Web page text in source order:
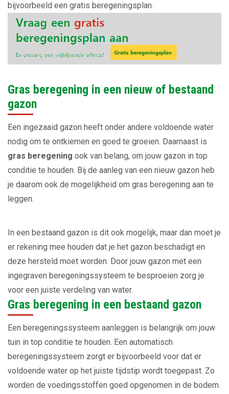
bijvoorbeeld een gratis beregeningsplan.
Gras beregening in een nieuw of bestaand
gazon
Een ingezaaid gazon heeft onder andere voldoende water
nodig om te ontkiemen en goed te groeien. Daarnaast is
gras beregening ook van belang, om jouw gazon in top
conditie te houden. Bij de aanleg van een nieuw gazon heb
je daarom ook de mogelijkheid om gras beregening aan te
leggen.
In een bestaand gazon is dit ook mogelijk, maar dan moet je
er rekening mee houden dat je het gazon beschadigt en
deze hersteld moet worden. Door jouw gazon met een
ingegraven beregeningssysteem te besproeien zorg je
voor een juiste verdeling van water.
Gras beregening in een bestaand gazon
Een beregeningssysteem aanleggen is belangrijk om jouw
tuin in top conditie te houden. Een automatisch
beregeningssysteem zorgt er bijvoorbeeld voor dat er
voldoende water op het juiste tijdstip wordt toegepast. Zo
worden de voedingsstoffen goed opgenomen in de bodem.